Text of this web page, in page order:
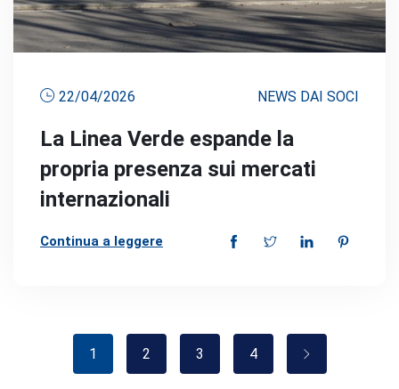
22/04/2026 NEWS DAI SOCI
La Linea Verde espande la
propria presenza sui mercati
internazionali
Continua a leggere
1 2 3 4